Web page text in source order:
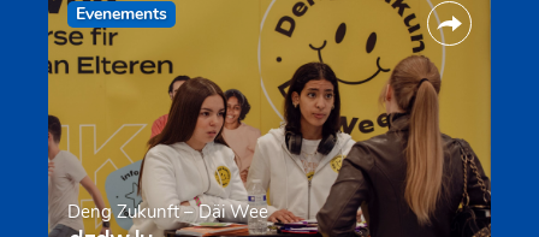
Evenements
Deng Zukunft – Däi Wee